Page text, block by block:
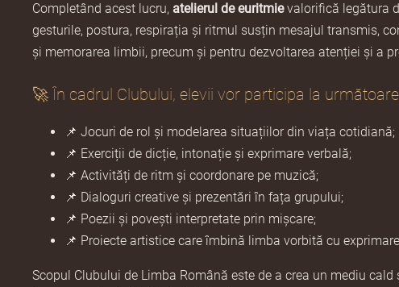
Completând acest lucru, atelierul de euritmievalorifică legătura
gesturile, postura, respirația și ritmul susțin mesajul transmis,
și memorarea limbii, precum și pentru dezvoltarea atenției și a
🚀 În cadrul Clubului, elevii vor participa la
📌 Jocuri de rol și modelarea situațiilor din viața cotidiană;
📌 Exerciții de dicție, intonație și exprimare verbală;
📌 Activități de ritm și coordonare pe muzică;
📌 Dialoguri creative și prezentări în fața grupului;
📌 Poezii și povești interpretate prin mișcare;
📌 Proiecte artistice care îmbină limba vorbită cu
Scopul Clubului de Limba Română este de a crea un mediu